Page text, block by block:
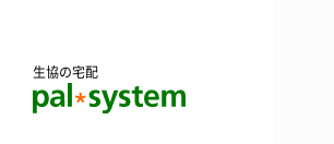
生協の宅配